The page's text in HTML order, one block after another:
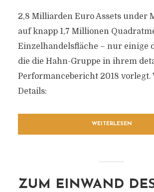
2,8 Milliarden Euro Assets under
auf knapp 1,7 Millionen
Einzelhandelsfläche – nur einige
die die Hahn-Gruppe in ihrem
Performancebericht 2018 vorlegt.
Details:
WEITERLESEN
ZUM EINWAND